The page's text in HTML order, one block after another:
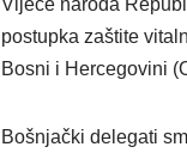
postupka zaštite
Bosni i Hercegovini
Bošnjački delegati